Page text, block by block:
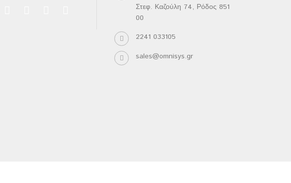
Στεφ. Καζούλη 74, Ρόδος 851
00
2241 033105
sales@omnisys.gr